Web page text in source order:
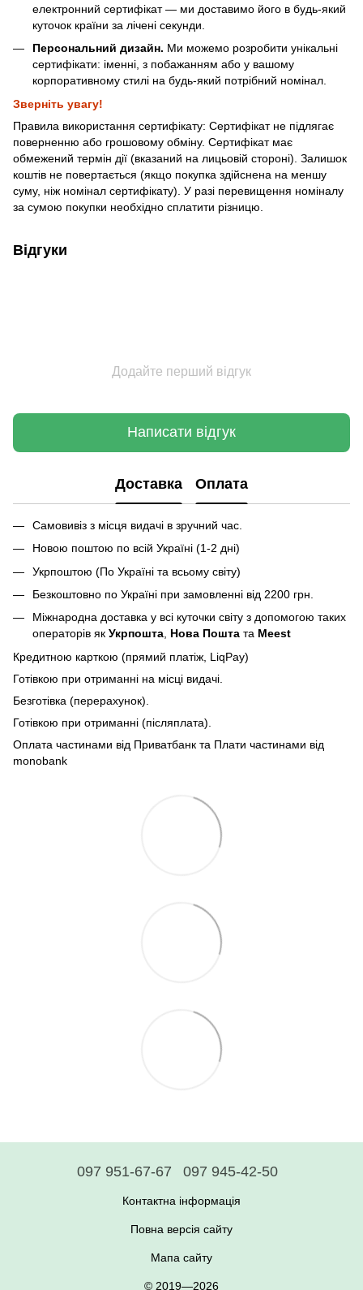
електронний сертифікат — ми доставимо його в будь-який
куточок країни за лічені секунди.
Персональний дизайн. Ми можемо розробити унікальні
сертифікати: іменні, з побажанням або у вашому
корпоративному стилі на будь-який потрібний номінал.
Зверніть увагу!
Правила використання сертифікату: Сертифікат не підлягає
поверненню або грошовому обміну. Сертифікат має
обмежений термін дії (вказаний на лицьовій стороні). Залишок
коштів не повертається (якщо покупка здійснена на меншу
суму, ніж номінал сертифікату). У разі перевищення номіналу
за сумою покупки необхідно сплатити різницю.
Відгуки
Додайте перший відгук
Написати відгук
Доставка Оплата
Самовивіз з місця видачі в зручний час.
Новою поштою по всій Україні (1-2 дні)
Укрпоштою (По Україні та всьому світу)
Безкоштовно по Україні при замовленні від 2200 грн.
Міжнародна доставка у всі куточки світу з допомогою таких
операторів як Укрпошта, Нова Пошта та Meest
Кредитною карткою (прямий платіж, LiqPay)
Готівкою при отриманні на місці видачі.
Безготівка (перерахунок).
Готівкою при отриманні (післяплата).
Оплата частинами від Приватбанк та Плати частинами від
monobank
097 951-67-67 097 945-42-50
Контактна інформація
Повна версія сайту
Мапа сайту
© 2019—2026